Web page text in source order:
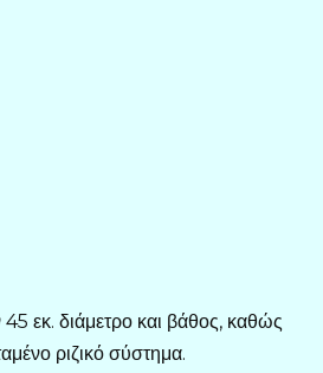
εκ. διάμετρο και βάθος, καθώς
ριζικό σύστημα.